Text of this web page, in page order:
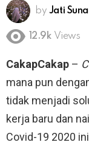
by Jati
12.9k Views
CakapCakap –
mana pun
tidak menjadi
kerja baru dan
Covid-19 2020